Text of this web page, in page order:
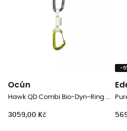
Ocún
Hawk QD Combi Bio-Dyn-Ring 15 Mm 10 Cm 6-Pack - Expresky
3059,00 Kč
-